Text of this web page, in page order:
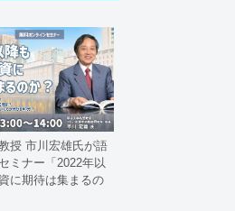
授 市川宏雄氏が語
ミナー「2022年以
に期待は集まるの